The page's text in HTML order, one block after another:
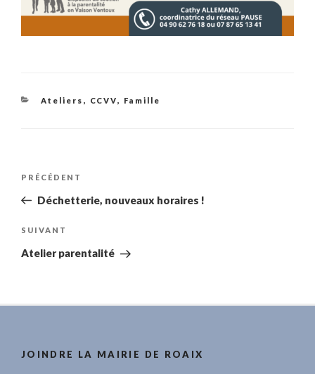
Catégories
Ateliers , CCVV, Famille
Navigation
l’article
Article
précédent
PRÉCÉDENT
Déchetterie, nouveaux horaires !
Article
suivant
SUIVANT
Atelier parentalité
JOINDRE LA MAIRIE DE ROAIX